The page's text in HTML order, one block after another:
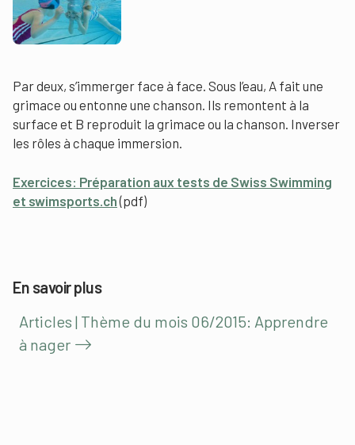
Par deux, s’immerger face à face. Sous l’eau, A fait une
grimace ou entonne une chanson. Ils remontent à la
surface et B reproduit la grimace ou la chanson. Inverser
les rôles à chaque immersion.
Exercices: Préparation aux tests de Swiss Swimming
et swimsports.ch(pdf)
En savoir plus
Articles | Thème du mois 06/2015: Apprendre
à nager